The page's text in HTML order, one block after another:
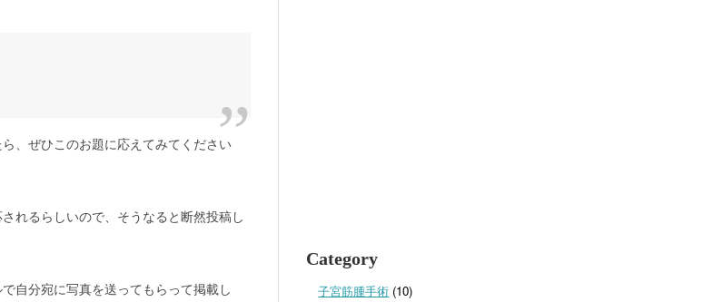
、ぜひこのお題に応えてみてください
れるらしいので、そうなると断然投稿し
自分宛に写真を送ってもらって掲載し
Category
子宮筋腫手術 (10)